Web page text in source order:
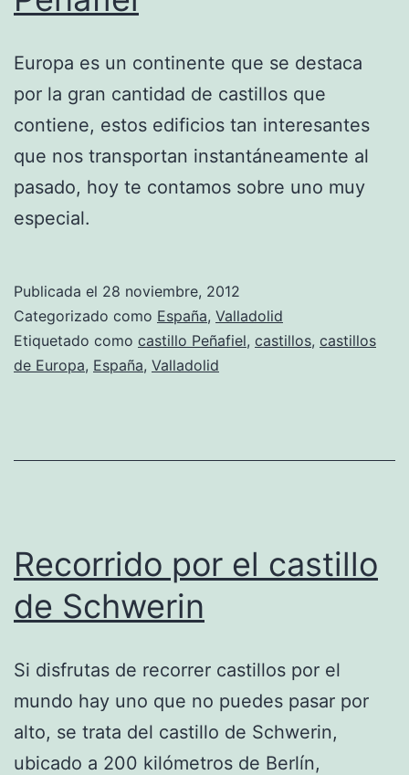
Europa es un continente que se destaca
por la gran cantidad de castillos que
contiene, estos edificios tan interesantes
que nos transportan instantáneamente al
pasado, hoy te contamos sobre uno muy
especial.
Publicada el 28 noviembre, 2012
Categorizado como España, Valladolid
Etiquetado como castillo Peñafiel, castillos, castillos
de Europa, España, Valladolid
Recorrido por el castillo
de Schwerin
Si disfrutas de recorrer castillos por el
mundo hay uno que no puedes pasar por
alto, se trata del castillo de Schwerin,
ubicado a 200 kilómetros de Berlín,